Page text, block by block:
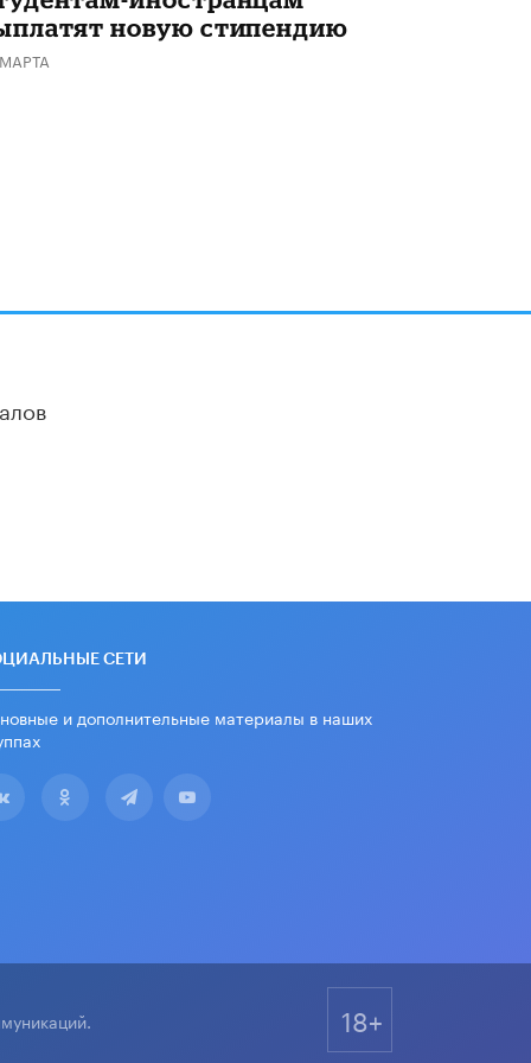
Академик РАН предупредил, что
ChatGPT отучит школьников думать
новую стипендию
СЕТИ
и дополнительные материалы в наших
18+